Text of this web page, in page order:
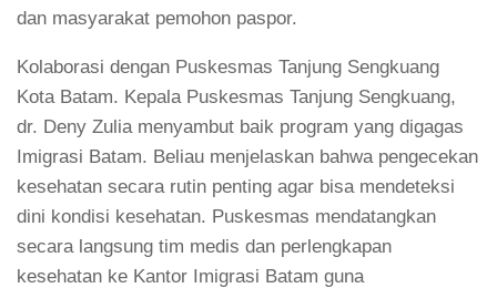
dan masyarakat pemohon paspor.
Kolaborasi dengan Puskesmas Tanjung Sengkuang
Kota Batam. Kepala Puskesmas Tanjung Sengkuang,
dr. Deny Zulia menyambut baik program yang digagas
Imigrasi Batam. Beliau menjelaskan bahwa pengecekan
kesehatan secara rutin penting agar bisa mendeteksi
dini kondisi kesehatan. Puskesmas mendatangkan
secara langsung tim medis dan perlengkapan
kesehatan ke Kantor Imigrasi Batam guna